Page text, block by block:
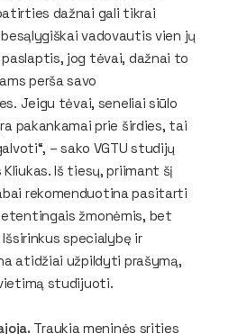
dažnai gali tikrai
vadovautis vien jų
jog tėvai, dažnai to
perša savo
Jeigu tėvai, seneliai siūlo
pakankamai prie širdies, tai
– sako VGTU studijų
Iš tiesų, priimant šį
rekomenduotina pasitarti
žmonėmis, bet
specialybę ir
atidžiai užpildyti prašymą,
studijuoti.
Traukia meninės srities